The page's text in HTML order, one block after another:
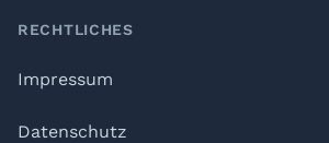
RECHTLICHES
Impressum
Datenschutz